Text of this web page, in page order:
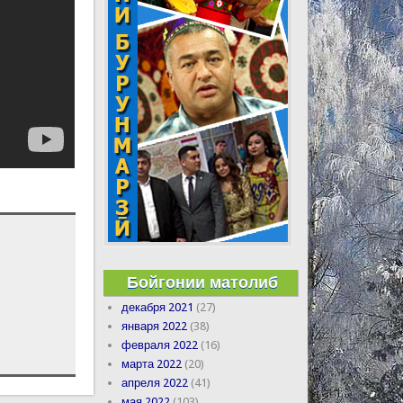
Бойгонии матолиб
декабря 2021 (27)
января 2022 (38)
февраля 2022 (16)
марта 2022 (20)
апреля 2022 (41)